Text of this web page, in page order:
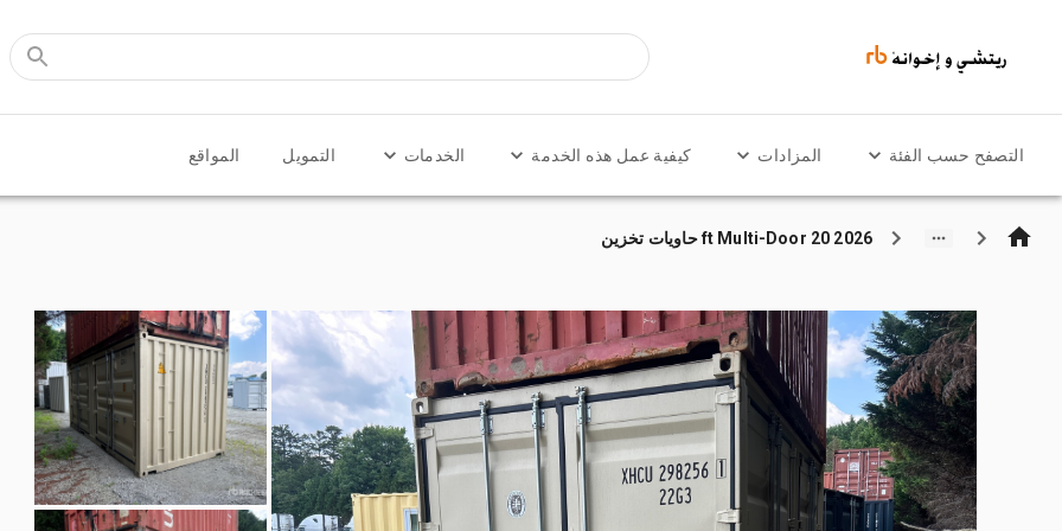
التصفح حسب الفئة المزادات كيفية عمل هذه الخدمة الخدمات التمويل المواقع
2026 20 ft Multi-Door حاويات تخزين